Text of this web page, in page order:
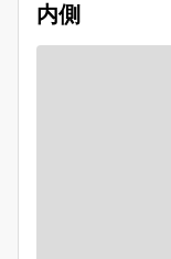
内側